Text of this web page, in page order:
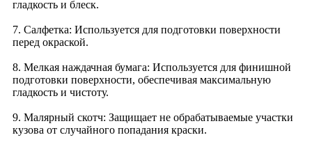
гладкость и блеск.
7. Салфетка: Используется для подготовки поверхности
перед окраской.
8. Мелкая наждачная бумага: Используется для финишной
подготовки поверхности, обеспечивая максимальную
гладкость и чистоту.
9. Малярный скотч: Защищает не обрабатываемые участки
кузова от случайного попадания краски.